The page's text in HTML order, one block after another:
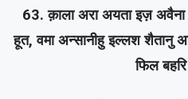
63. क़ाला अरा अयता इज़
हूत, वमा अन्सानीहु इल्लश शैतानु
फिल